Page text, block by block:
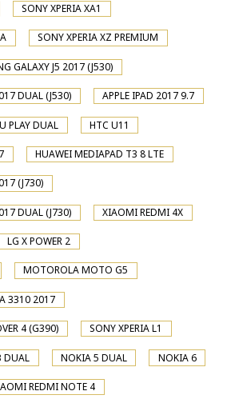
SONY XPERIA XA1
SONY XPERIA XZ PREMIUM
GALAXY J5 2017 (J530)
DUAL (J530) APPLE IPAD 2017 9.7
PLAY DUAL HTC U11
HUAWEI MEDIAPAD T3 8 LTE
(J730)
DUAL (J730) XIAOMI REDMI 4X
LG X POWER 2
MOTOROLA MOTO G5
3310 2017
4 (G390) SONY XPERIA L1
DUAL NOKIA 5 DUAL NOKIA 6
REDMI NOTE 4